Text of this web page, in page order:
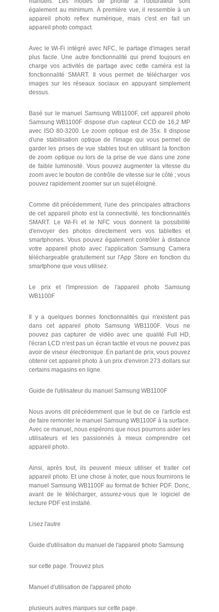
également au minimum. À première vue, il ressemble à un
appareil photo reflex numérique, mais c'est en fait un
appareil photo compact.
Avec le Wi-Fi intégré avec NFC, le partage d'images serait
plus facile. Une autre fonctionnalité qui prend toujours en
charge vos activités de partage avec cette caméra est la
fonctionnalité SMART. Il vous permet de télécharger vos
images sur les réseaux sociaux en appuyant simplement
dessus.
Basé sur le manuel Samsung WB1100F, cet appareil photo
Samsung WB1100F dispose d'un capteur CCD de 16,2 MP
avec ISO 80-3200. Le zoom optique est de 35x. Il dispose
d'une stabilisation optique de l'image qui vous permet de
garder les prises de vue stables tout en utilisant la fonction
de zoom optique ou lors de la prise de vue dans une zone
de faible luminosité. Vous pouvez augmenter la vitesse du
zoom avec le bouton de contrôle de vitesse sur le côté ; vous
pouvez rapidement zoomer sur un sujet éloigné.
Comme dit précédemment, l'une des principales attractions
de cet appareil photo est la connectivité, les fonctionnalités
SMART. Le Wi-Fi et le NFC vous donnent la possibilité
d'envoyer des photos directement vers vos tablettes et
smartphones. Vous pouvez également contrôler à distance
votre appareil photo avec l'application Samsung Camera
téléchargeable gratuitement sur l'App Store en fonction du
smartphone que vous utilisez.
Le prix et l'impression de l'appareil photo Samsung
WB1100F
Il y a quelques bonnes fonctionnalités qui n'existent pas
dans cet appareil photo Samsung WB1100F. Vous ne
pouvez pas capturer de vidéo avec une qualité Full HD,
l'écran LCD n'est pas un écran tactile et vous ne pouvez pas
avoir de viseur électronique. En parlant de prix, vous pouvez
obtenir cet appareil photo à un prix d'environ 273 dollars sur
certains magasins en ligne.
Guide de l'utilisateur du manuel Samsung WB1100F
Nous avons dit précédemment que le but de ce l'article est
de faire remonter le manuel Samsung WB1100F à la surface.
Avec ce manuel, nous espérons que nous pourrons aider les
utilisateurs et les passionnés à mieux comprendre cet
appareil photo.
Ainsi, après tout, ils peuvent mieux utiliser et traiter cet
appareil photo. Et une chose à noter, que nous fournirons le
manuel Samsung WB1100F au format de fichier PDF. Donc,
avant de le télécharger, assurez-vous que le logiciel de
lecture PDF est installé.
Lisez l'autre
Guide d'utilisation du manuel de l'appareil photo Samsung
sur cette page. Trouvez plus
Manuel d'utilisation de l'appareil photo
plusieurs autres marques sur cette page.